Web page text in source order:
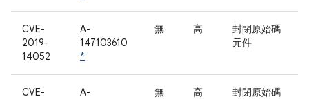
CVE-
2019-
14052
A-
147103610
*
無 高
封閉原始碼
元件
CVE-
A-
無 高
封閉原始碼